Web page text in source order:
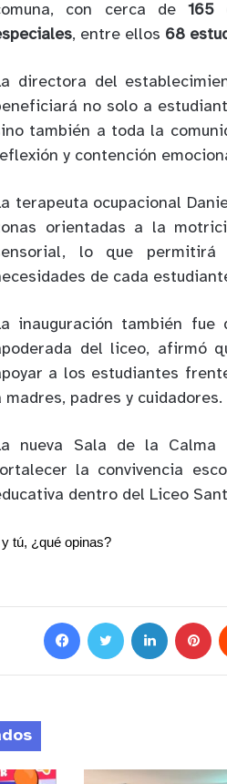
con cerca de 165
, entre ellos 68
directora del
no solo a
también a toda la
y contención
terapeuta ocupacional
orientadas a la
lo que permitirá
de cada
inauguración también fue
del liceo, afirmó
a los estudiantes
madres, padres y cuidadores.
nueva Sala de la Calma
la convivencia
dentro del Liceo
y tú, ¿qué opinas?